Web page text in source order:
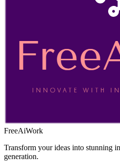
FreeAiWork
Transform your ideas into stunning
generation.